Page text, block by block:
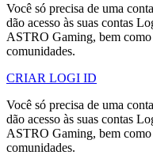
Você só precisa de uma
dão acesso às suas contas
ASTRO Gaming, bem
comunidades.
CRIAR LOGI ID
Você só precisa de uma
dão acesso às suas contas
ASTRO Gaming, bem
comunidades.